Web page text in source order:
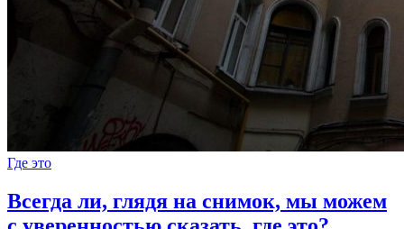
Где это
Всегда ли, глядя на снимок, мы можем